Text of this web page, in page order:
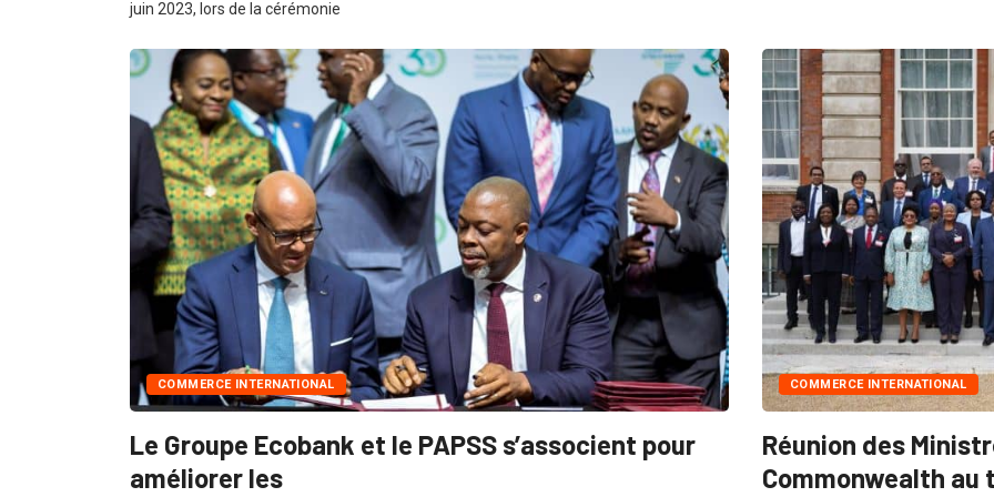
juin 2023, lors de la cérémonie
COMMERCE INTERNATIONAL
Le Groupe Ecobank et le PAPSS s’associent pour
améliorer les
COMMERCE INTERNATIONAL
Réunion des
Commonwealth au